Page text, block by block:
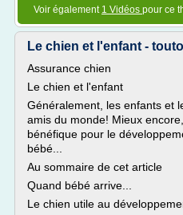
Voir également 1 Vidéos pour ce
Le chien et l'enfant -
Assurance chien
Le chien et l'enfant
Généralement, les enfants et
amis du monde! Mieux
bénéfique pour le
bébé...
Au sommaire de cet article
Quand bébé arrive...
Le chien utile au